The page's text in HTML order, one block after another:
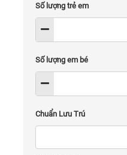
Số lượng trẻ em
Số lượng em bé
Chuẩn Lưu Trú